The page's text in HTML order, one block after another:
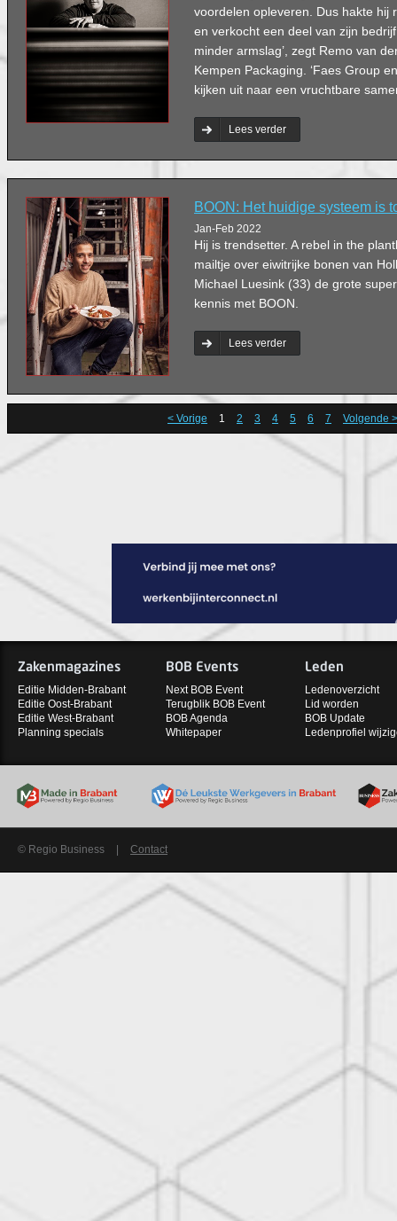
voordelen opleveren. Dus hakte hij
en verkocht een deel van zijn
minder armslag’, zegt Remo van
Kempen Packaging. ‘Faes Group
kijken uit naar een vruchtbare
Lees verder
BOON: Het huidige systeem is
Jan-Feb 2022
Hij is trendsetter. A rebel in the
mailtje over eiwitrijke bonen van
Michael Luesink (33) de grote
kennis met BOON.
Lees verder
< Vorige 1 2 3 4 5 6 7 Volgende >
Zakenmagazines
Editie Midden-Brabant
Editie Oost-Brabant
Editie West-Brabant
Planning specials
BOB Events
Next BOB Event
Terugblik BOB Event
BOB Agenda
Whitepaper
Leden
Ledenoverzicht
Lid worden
BOB Update
Ledenprofiel
© Regio Business Contact